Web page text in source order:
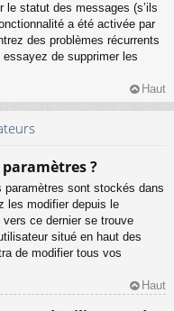
le statut des messages (s’ils
a été activée par
des problèmes récurrents
de supprimer les
Haut
?
sont stockés dans
les modifier depuis le
vers ce dernier se trouve
situé en haut des
de modifier tous vos
Haut